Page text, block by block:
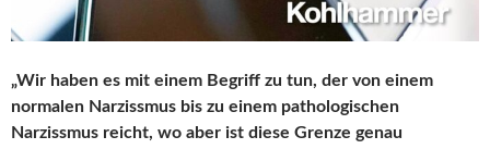
„Wir haben es mit einem Begriff zu tun, der von einem
normalen Narzissmus bis zu einem pathologischen
Narzissmus reicht, wo aber ist diese Grenze genau